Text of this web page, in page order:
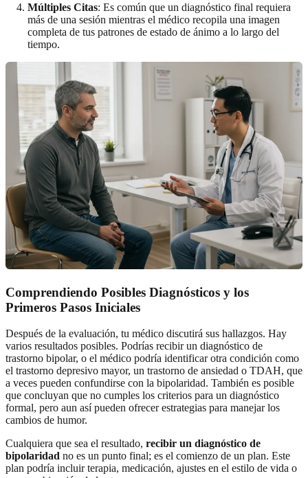
Múltiples Citas: Es común que un diagnóstico final requiera
más de una sesión mientras el médico recopila una imagen
completa de tus patrones de estado de ánimo a lo largo del
tiempo.
Comprendiendo Posibles Diagnósticos y los
Primeros Pasos Iniciales
Después de la evaluación, tu médico discutirá sus hallazgos. Hay
varios resultados posibles. Podrías recibir un diagnóstico de
trastorno bipolar, o el médico podría identificar otra condición como
el trastorno depresivo mayor, un trastorno de ansiedad o TDAH, que
a veces pueden confundirse con la bipolaridad. También es posible
que concluyan que no cumples los criterios para un diagnóstico
formal, pero aun así pueden ofrecer estrategias para manejar los
cambios de humor.
Cualquiera que sea el resultado, recibir un diagnóstico de
bipolaridad no es un punto final; es el comienzo de un plan. Este
plan podría incluir terapia, medicación, ajustes en el estilo de vida o